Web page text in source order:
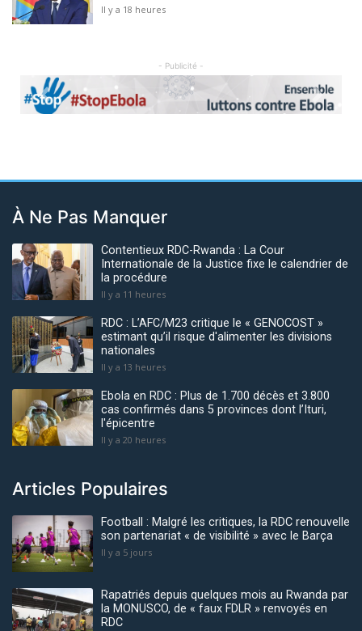
Il y a 18 heures
- Publicité -
Previous Next
À Ne Pas Manquer
Contentieux RDC-Rwanda : La Cour
Internationale de la Justice fixe le calendrier de
la procédure
Il y a 11 heures
RDC : L’AFC/M23 critique le « GENOCOST »
estimant qu’il risque d'alimenter les divisions
nationales
Il y a 13 heures
Ebola en RDC : Plus de 1.700 décès et 3.800
cas confirmés dans 5 provinces dont l’Ituri,
l'épicentre
Il y a 20 heures
Articles Populaires
Football : Malgré les critiques, la RDC renouvelle
son partenariat « de visibilité » avec le Barça
Il y a 5 jours
Rapatriés depuis quelques mois au Rwanda par
la MONUSCO, de « faux FDLR » renvoyés en
RDC